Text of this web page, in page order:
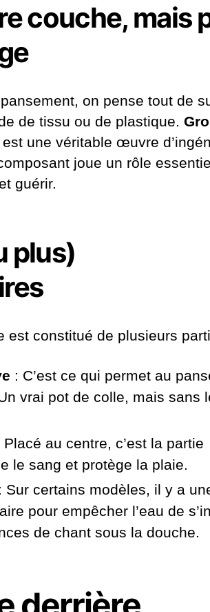
couche, mais
on pense tout de
de tissu ou de plastique.
une véritable œuvre
joue un rôle
guérir.
plus)
est constitué de plusieurs
: C’est ce qui permet au
vrai pot de colle, mais sans
Placé au centre, c’est la partie
le sang et protège la plaie.
: Sur certains modèles, il y a
pour empêcher l’eau de
de chant sous la douche.